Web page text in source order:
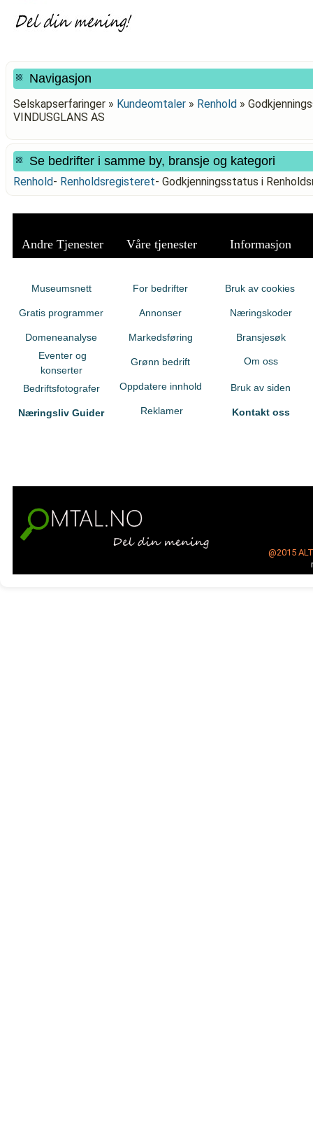
Navigasjon
Selskapserfaringer » Kundeomtaler » Renhold »
VINDUSGLANS AS
Se bedrifter i samme by, bransje og kategori
Renhold- Renholdsregisteret- Godkjenningsstatus i
Andre Tjenester Våre tjenester Informasjon
Museumsnett
Gratis programmer
Domeneanalyse
Eventer og
konserter
Bedriftsfotografer
Næringsliv Guider
For bedrifter
Annonser
Markedsføring
Grønn bedrift
Oppdatere innhold
Reklamer
Bruk av cookies
Næringskoder
Bransjesøk
Om oss
Bruk av siden
Kontakt oss
@2015